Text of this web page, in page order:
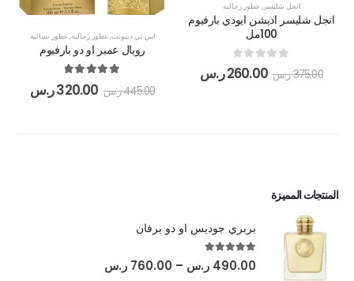
انجل شليسر,عطور رجالية
انجل شليسر اديشن ايودي بارفيوم
100مل
375.00ر.س 260.00ر.س
اس تي ديبونت,عطور رجالية,عطور نسائية
رويال عمبر او دو بارفيوم
445.00ر.س 320.00ر.س
المنتجات المميزة
بربري جوديس او دو برفان
5.00
out of 5
490.00 ر.س –
760.00 ر.س